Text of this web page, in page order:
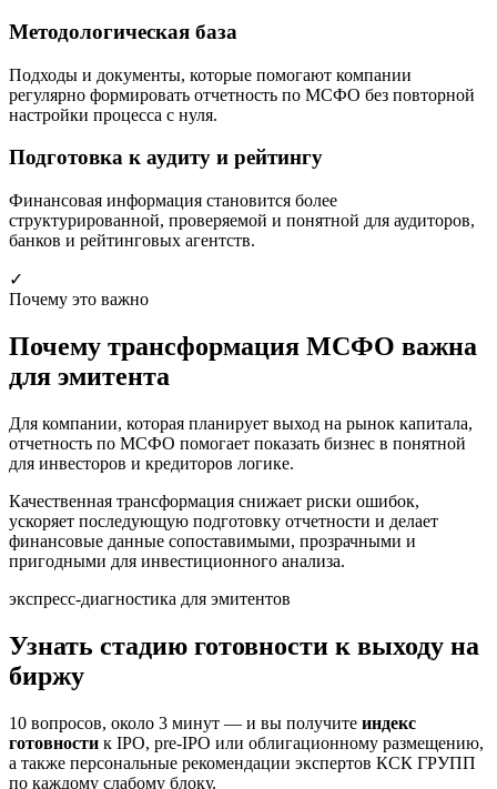
Методологическая база
Подходы и документы, которые помогают компании
регулярно формировать отчетность по МСФО без повторной
настройки процесса с нуля.
Подготовка к аудиту и рейтингу
Финансовая информация становится более
структурированной, проверяемой и понятной для аудиторов,
банков и рейтинговых агентств.
✓
Почему это важно
Почему трансформация МСФО важна
для эмитента
Для компании, которая планирует выход на рынок капитала,
отчетность по МСФО помогает показать бизнес в понятной
для инвесторов и кредиторов логике.
Качественная трансформация снижает риски ошибок,
ускоряет последующую подготовку отчетности и делает
финансовые данные сопоставимыми, прозрачными и
пригодными для инвестиционного анализа.
экспресс-диагностика для эмитентов
Узнать стадию готовности к выходу на
биржу
10 вопросов, около 3 минут — и вы получите индекс
готовности к IPO, pre-IPO или облигационному размещению,
а также персональные рекомендации экспертов КСК ГРУПП
по каждому слабому блоку.